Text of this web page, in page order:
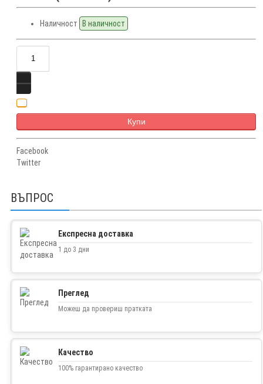
Наличност В наличност
Купи
Facebook
Twitter
ВЪПРОС
Експресна доставка
1 до 3 дни
Преглед
Можеш да провериш пратката
Качество
100% гарантирано качество